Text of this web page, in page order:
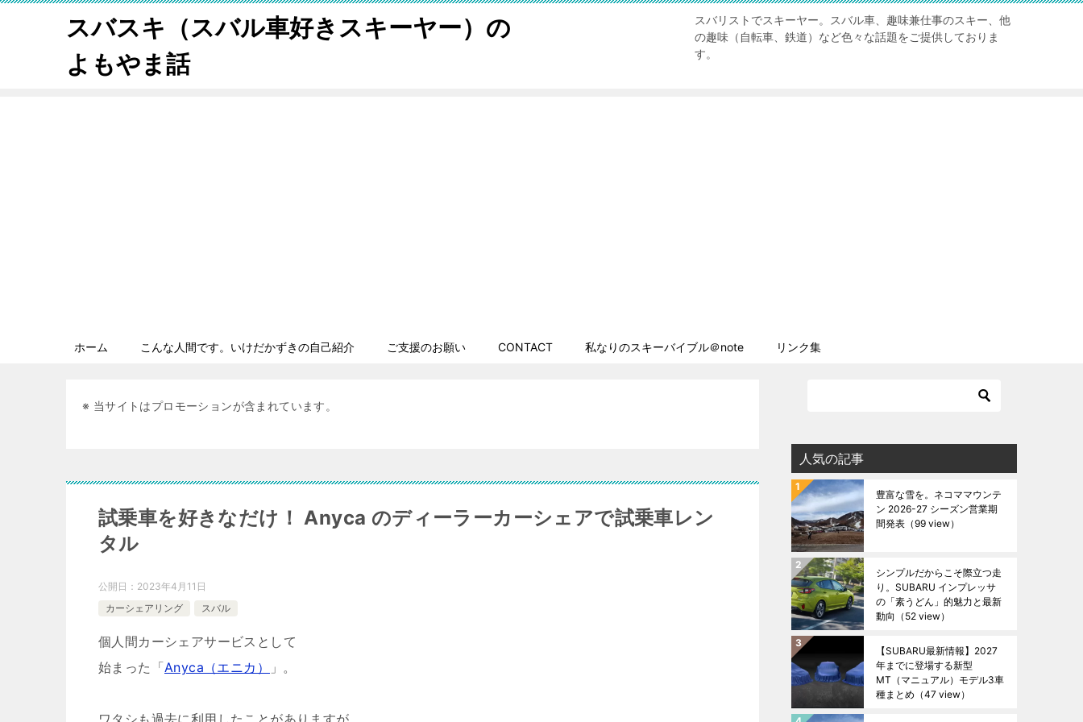
スバスキ（スバル車好きスキーヤー）の
よもやま話
スバリストでスキーヤー。スバル車、趣味兼仕事のスキー、他
の趣味（自転車、鉄道）など色々な話題をご提供しておりま
す。
ホーム こんな人間です。いけだかずきの自己紹介 ご支援のお願い CONTACT 私なりのスキーバイブル＠note リンク集
※ 当サイトはプロモーションが含まれています。
試乗車を好きなだけ！ Anyca のディーラーカーシェアで試乗車レン
タル
公開日： 2023年4月11日
カーシェアリング
スバル
個人間カーシェアサービスとして
始まった「Anyca（エニカ） 」。
ワタシも過去に利用したことがありますが、
人気の記事
豊富な雪を。ネコママウンテ
ン 2026-27 シーズン営業期
間発表 （99 view）
シンプルだからこそ際立つ走
り。SUBARU インプレッサ
の「素うどん」的魅力と最新
動向 （52 view）
【SUBARU最新情報】2027
年までに登場する新型
MT（マニュアル）モデル3車
種まとめ （47 view）